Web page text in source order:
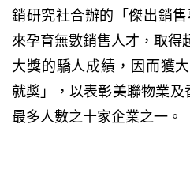
銷研究社合辦的「傑出銷
來孕育無數銷售人才，取得
大獎的驕人成績，因而獲
就獎」，以表彰美聯物業
最多人數之十家企業之一。